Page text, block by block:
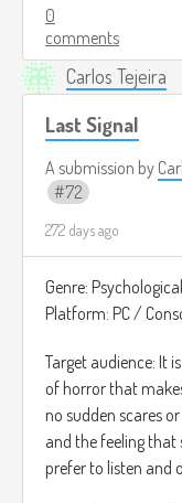
alguien diga la
Las rondas son
jugador alterado y
Créditos de imagen:
https://
games-like-
0
comments
Carlos Tejeira
Last Signal
A submission by
72
272 days ago
Genre:
Platform: PC /
Target audience: It
of horror that
no sudden scares
and the feeling that
prefer to listen and